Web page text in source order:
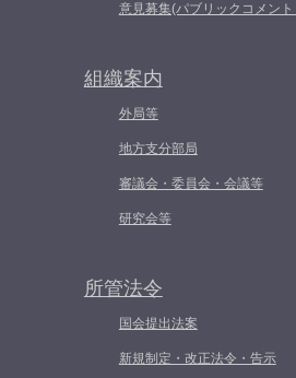
意見募集(パブリックコメント
組織案内
外局等
地方支分部局
審議会・委員会・会議等
研究会等
所管法令
国会提出法案
新規制定・改正法令・告示